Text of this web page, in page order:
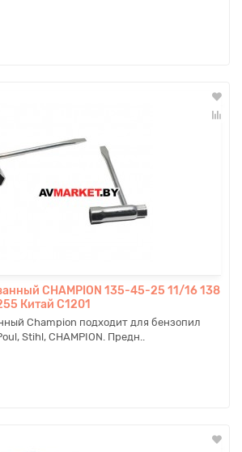
CHAMPION 135-45-25 11/16 138
Китай C1201
Champion подходит для бензопил
Stihl, CHAMPION. Предн..